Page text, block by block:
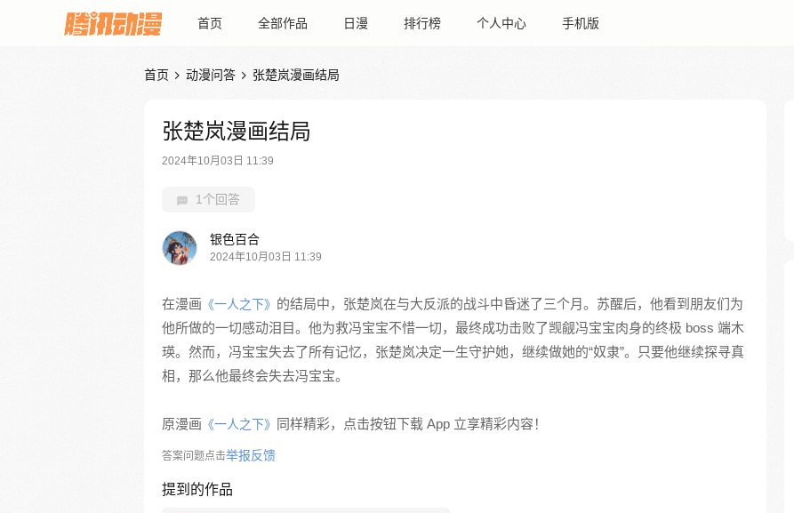
首页 全部作品 日漫 排行榜 个人中心 手机版
首页  动漫问答  张楚岚漫画结局
张楚岚漫画结局
2024年10月03日 11:39
1个回答
银色百合
2024年10月03日 11:39
在漫画 《一人之下》 的结局中，张楚岚在与大反派的战斗中昏迷了三个月。苏醒后，他看到朋友们为
他所做的一切感动泪目。他为救冯宝宝不惜一切，最终成功击败了觊觎冯宝宝肉身的终极 boss 端木
瑛。然而，冯宝宝失去了所有记忆，张楚岚决定一生守护她，继续做她的“奴隶”。只要他继续探寻真
相，那么他最终会失去冯宝宝。
原漫画 《一人之下》 同样精彩，点击按钮下载 App 立享精彩内容！
答案问题点击举报反馈
提到的作品